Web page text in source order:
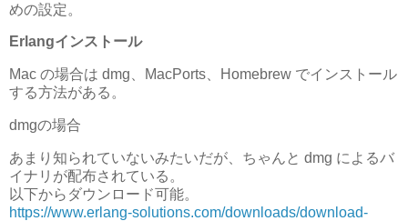
めの設定。
Erlangインストール
Mac の場合は dmg、MacPorts、Homebrew でインストール
する方法がある。
dmgの場合
あまり知られていないみたいだが、ちゃんと dmg によるバ
イナリが配布されている。
以下からダウンロード可能。
https://www.erlang-solutions.com/downloads/download-